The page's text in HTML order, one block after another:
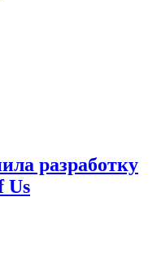
разработку
Us